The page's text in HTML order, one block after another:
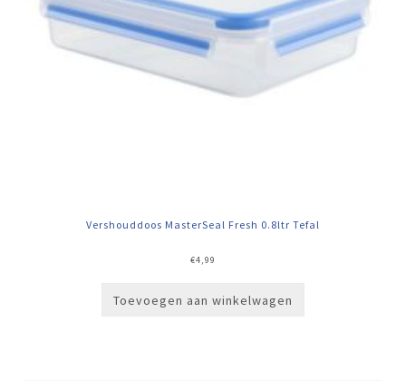
Vershouddoos MasterSeal Fresh 0.8ltr Tefal
€4,99
Toevoegen aan winkelwagen